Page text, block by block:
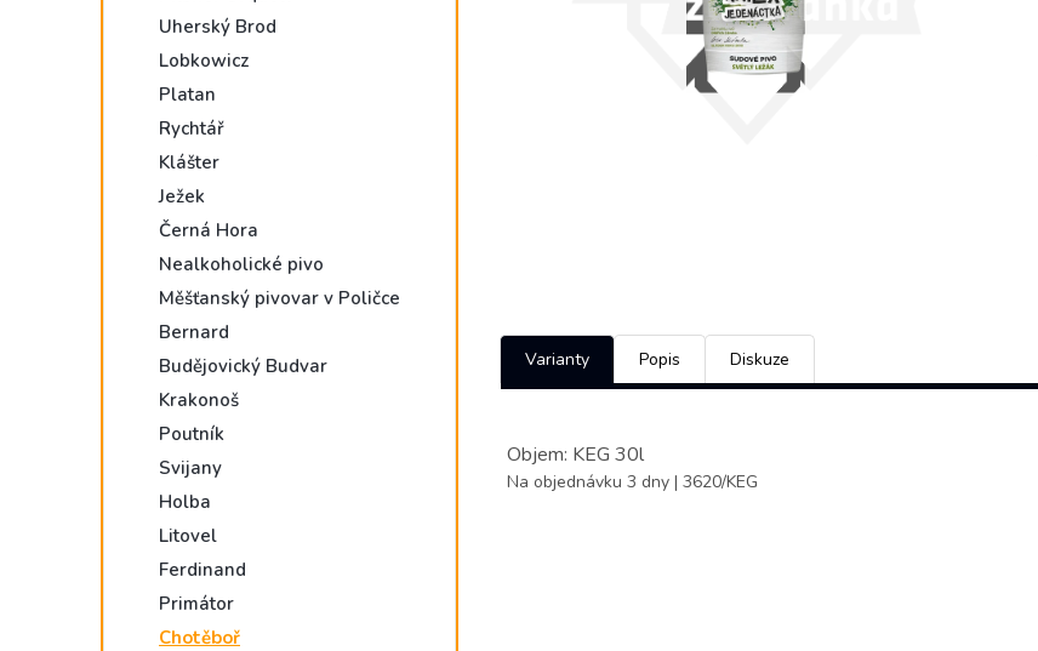
Uherský Brod
Lobkowicz
Platan
Rychtář
Klášter
Ježek
Černá Hora
Nealkoholické pivo
Měšťanský pivovar v Poličce
Bernard
Budějovický Budvar
Krakonoš
Poutník
Svijany
Holba
Litovel
Ferdinand
Primátor
Chotěboř
Varianty Popis Diskuze
Objem: KEG 30l
Na objednávku 3 dny | 3620/KEG